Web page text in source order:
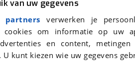
van uw gegevens
partners verwerken je
cookies om informatie op
en content,
kunt kiezen wie uw gegevens